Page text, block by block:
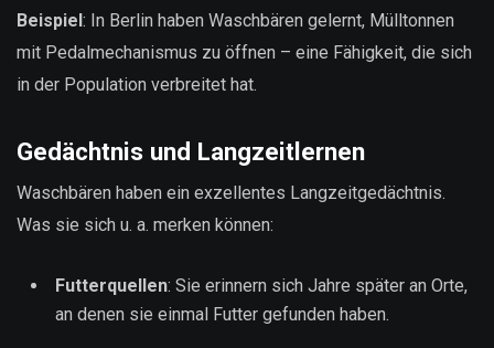
Beispiel: In Berlin haben Waschbären gelernt, Mülltonnen
mit Pedalmechanismus zu öffnen – eine Fähigkeit, die sich
in der Population verbreitet hat.
Gedächtnis und Langzeitlernen
Waschbären haben ein exzellentes Langzeitgedächtnis.
Was sie sich u. a. merken können:
Futterquellen: Sie erinnern sich Jahre später an Orte,
an denen sie einmal Futter gefunden haben.